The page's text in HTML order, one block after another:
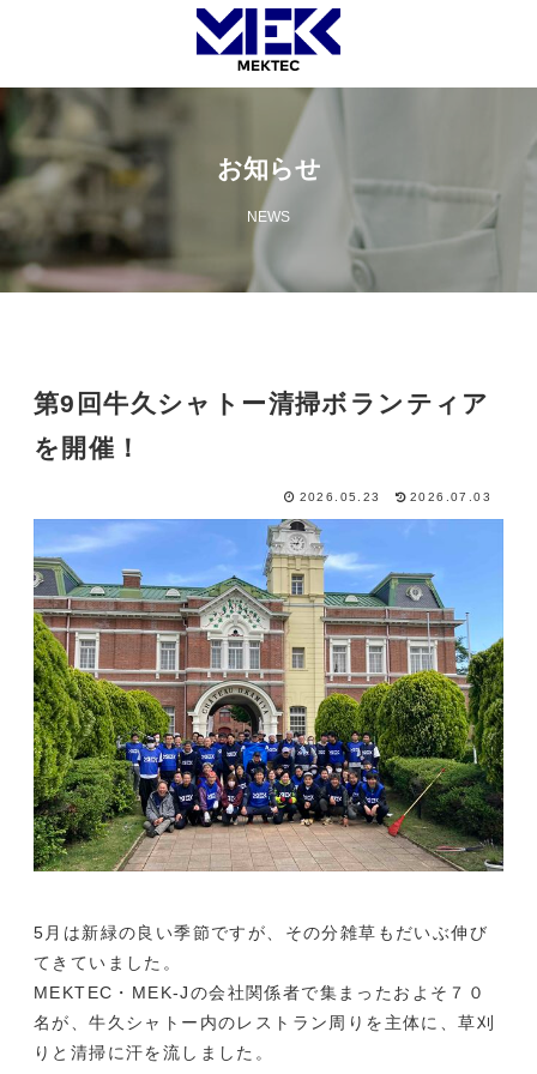
お知らせ
NEWS
第9回牛久シャトー清掃ボランティア
を開催！
2026.05.23 2026.07.03
5月は新緑の良い季節ですが、その分雑草もだいぶ伸び
てきていました。
MEKTEC・MEK-Jの会社関係者で集まったおよそ７０
名が、牛久シャトー内のレストラン周りを主体に、草刈
りと清掃に汗を流しました。